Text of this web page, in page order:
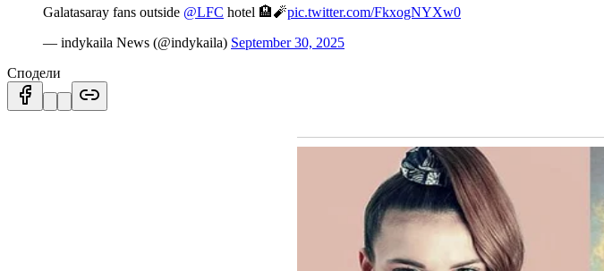
Galatasaray fans outside @LFC hotel 🏨🧨pic.twitter.com/FkxogNYXw0
— indykaila News (@indykaila) September 30, 2025
Сподели